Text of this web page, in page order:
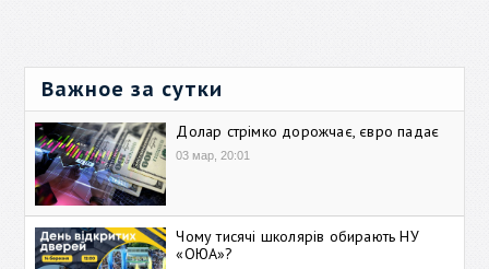
Важное за сутки
Долар стрімко дорожчає, євро падає
03 мар, 20:01
Чому тисячі школярів обирають НУ
«ОЮА»?